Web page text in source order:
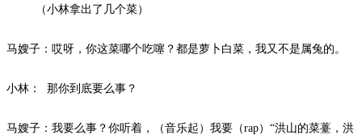
（小林拿出了几个菜）
马嫂子：哎呀，你这菜哪个吃噻？都是萝卜白菜，我又不是属兔的。
小林： 那你到底要么事？
马嫂子：我要么事？你听着，（音乐起）我要（rap）“洪山的菜薹，洪